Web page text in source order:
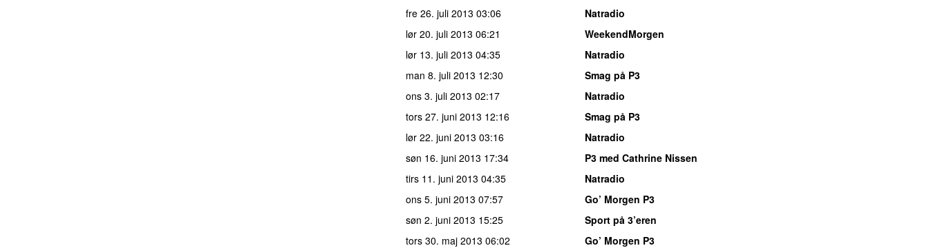
fre 26. juli 2013 03:06
Natradio
lør 20. juli 2013 06:21
WeekendMorgen
lør 13. juli 2013 04:35
Natradio
man 8. juli 2013 12:30
Smag på P3
ons 3. juli 2013 02:17
Natradio
tors 27. juni 2013 12:16
Smag på P3
lør 22. juni 2013 03:16
Natradio
søn 16. juni 2013 17:34
P3 med Cathrine Nissen
tirs 11. juni 2013 04:35
Natradio
ons 5. juni 2013 07:57
Go’ Morgen P3
søn 2. juni 2013 15:25
Sport på 3’eren
tors 30. maj 2013 06:02
Go’ Morgen P3